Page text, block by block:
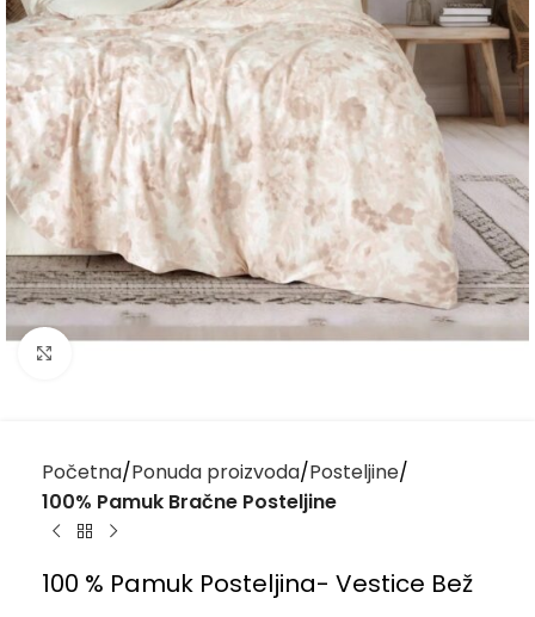
Početna Ponuda proizvoda Posteljine
100% Pamuk Bračne Posteljine
100 % Pamuk Posteljina- Vestice Bež